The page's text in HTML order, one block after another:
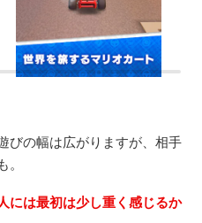
びの幅は広がりますが、相手
には最初は少し重く感じるか